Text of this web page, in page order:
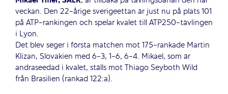
veckan. Den 22-årige sverigeettan är just nu på plats 101
på ATP-rankingen och spelar kvalet till ATP250-tävlingen
i Lyon.
Det blev seger i första matchen mot 175-rankade Martin
Klizan, Slovakien med 6-3, 1-6, 6-4. Mikael, som är
andraseedad i kvalet, ställs mot Thiago Seyboth Wild
från Brasilien (rankad 122:a).